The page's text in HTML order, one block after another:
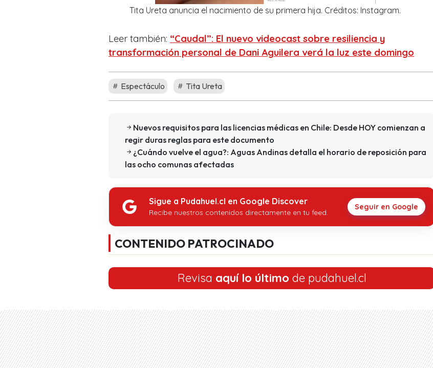
Tita Ureta anuncia el nacimiento de su primera hija. Créditos: Instagram.
Leer también: “Caudal”: El nuevo videocast sobre resiliencia y
transformación personal de Dani Aguilera verá la luz este domingo
Espectáculo Tita Ureta
Nuevos requisitos para las licencias médicas en Chile: Desde HOY comienzan a
regir duras reglas para este documento
¿Cuándo vuelve el agua?: Aguas Andinas detalla el horario de reposición para
las ocho comunas afectadas
Sigue a Pudahuel.cl en Google Discover
Recibe nuestros contenidos directamente en tu feed.
Seguir en Google
CONTENIDO PATROCINADO
Revisa aquí lo último de pudahuel.cl